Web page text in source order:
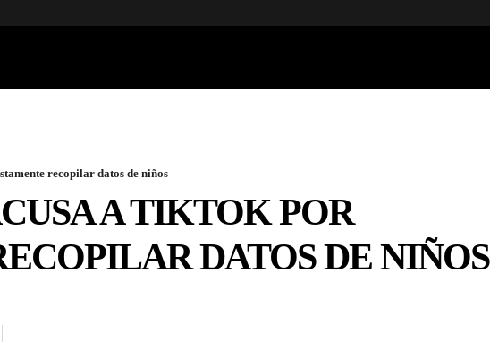
recopilar datos de niños
A TIKTOK POR
DATOS DE NIÑOS